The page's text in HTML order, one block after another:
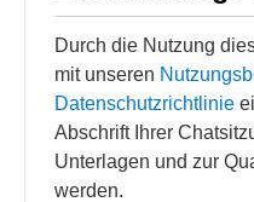
Durch die Nutzung
mit unseren
Datenschutzrichtlinie
Abschrift Ihrer
Unterlagen und zur
werden.